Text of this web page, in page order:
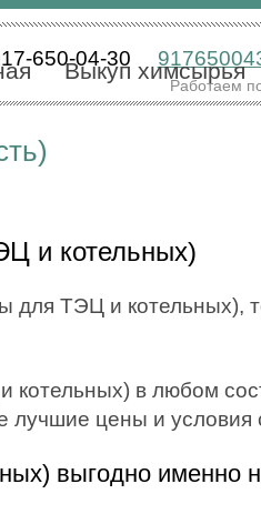
650-04-30
Работаем
Выкуп химсырья
и котельных)
для ТЭЦ и котельных),
в любом
цены и условия
выгодно именно